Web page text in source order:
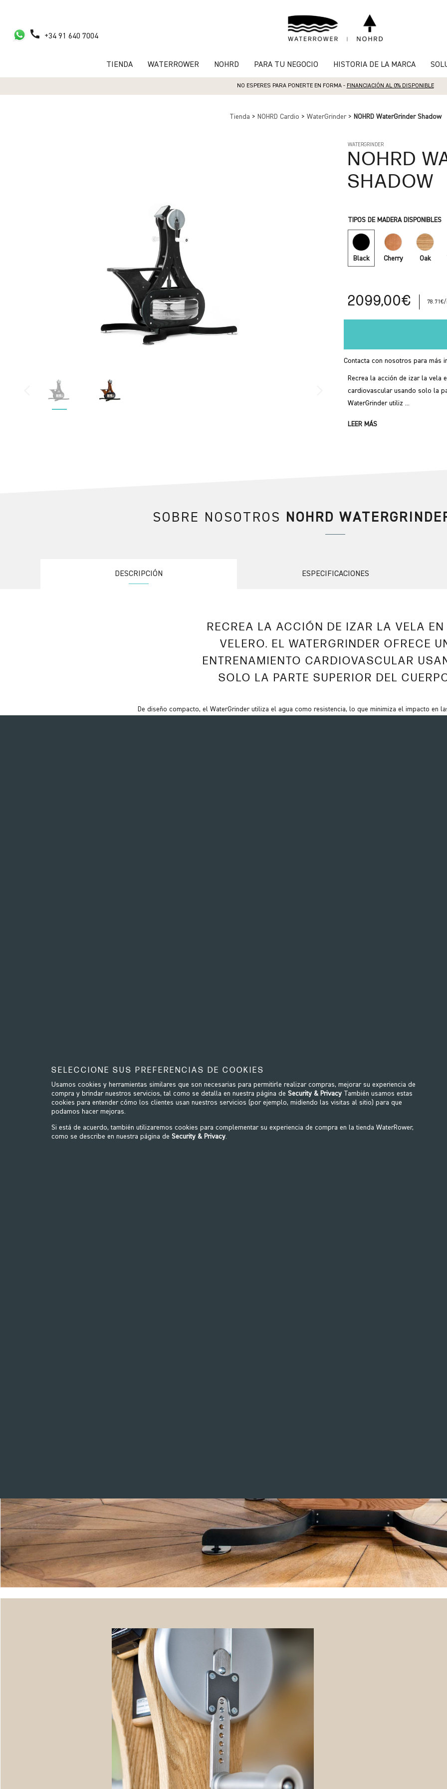
call +34 91 640 7004
TIENDA WATERROWER NOHRD PARA TU NEGOCIO HISTORIA DE LA MARCA
NO ESPERES PARA PONERTE EN FORMA - FINANCIACIÓN AL 0% DISPONIBLE
Tienda > NOHRD Cardio > WaterGrinder > NOHRD WaterGrinder Shadow
WATERGRINDER
NOHRD
SHADOW
TIPOS DE MADERA DISPONIBLES
Black Cherry Oak
2099,00€
Contacta con nosotros para más
Recrea la acción de izar la vela
cardiovascular usando solo la
WaterGrinder utiliz ...
LEER MÁS
SOBRE NOSOTROS NOHRD
DESCRIPCIÓN ESPECIFICACIONES
RECREA LA ACCIÓN DE IZAR LA VELA EN
VELERO. EL WATERGRINDER OFRECE
ENTRENAMIENTO CARDIOVASCULAR
SOLO LA PARTE SUPERIOR DEL
De diseño compacto, el WaterGrinder utiliza el agua como resistencia, lo que minimiza el impacto en
proporcionar una resistencia suave y uniforme a medida que se
mueve a través del tanque de agua. La resistencia al agua es
autodeterminada, cuanto más fuerte gires el mango, mayor es la
resistencia.
crónicas. El WaterGrinder
cualquier persona que
SELECCIONE SUS PREFERENCIAS DE COOKIES
Usamos cookies y herramientas similares que son necesarias para permitirle realizar compras, mejorar su experiencia de
compra y brindar nuestros servicios, tal como se detalla en nuestra página de Security & Privacy También usamos estas
cookies para entender cómo los clientes usan nuestros servicios (por ejemplo, midiendo las visitas al sitio) para que
podamos hacer mejoras.
Si está de acuerdo, también utilizaremos cookies para complementar su experiencia de compra en la tienda WaterRower,
como se describe en nuestra página de Security & Privacy.